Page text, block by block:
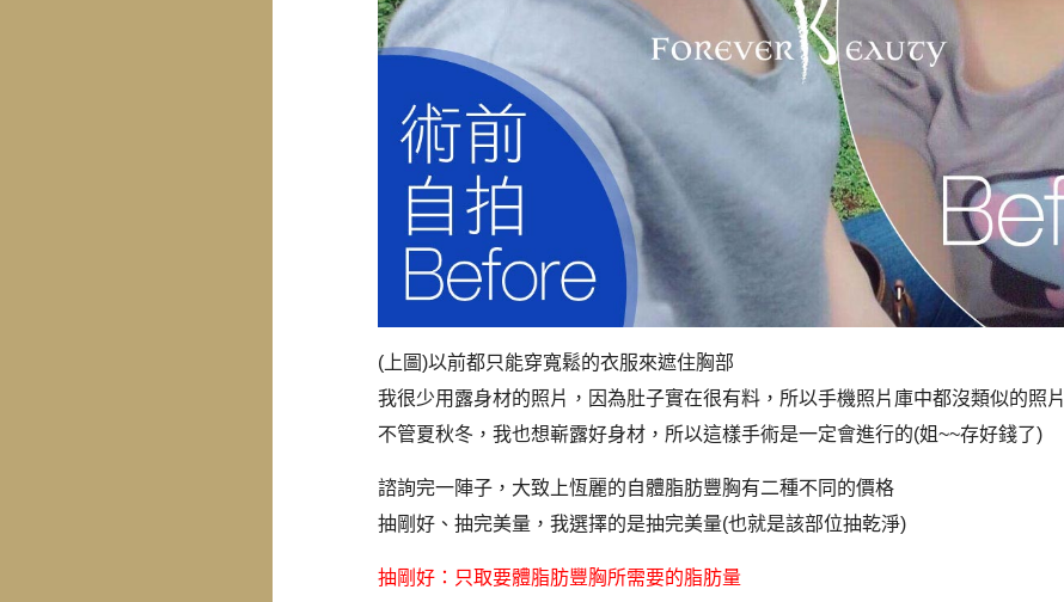
(上圖)以前都只能穿寬鬆的衣服來遮住胸部
我很少用露身材的照片，因為肚子實在很有料，所以手機照片庫中都沒類似的照片
不管夏秋冬，我也想嶄露好身材，所以這樣手術是一定會進行的(姐~~存好錢了)
諮詢完一陣子，大致上恆麗的自體脂肪豐胸有二種不同的價格
抽剛好、抽完美量，我選擇的是抽完美量(也就是該部位抽乾淨)
抽剛好：只取要體脂肪豐胸所需要的脂肪量